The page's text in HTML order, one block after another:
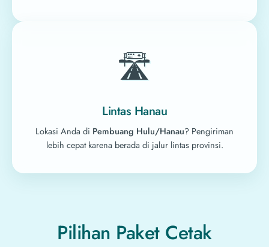
🛣️
Lintas Hanau
Lokasi Anda di Pembuang Hulu/Hanau? Pengiriman
lebih cepat karena berada di jalur lintas provinsi.
Pilihan Paket Cetak